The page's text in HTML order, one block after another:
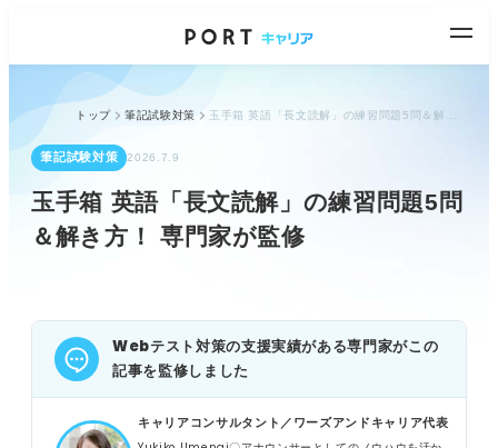
トップ 筆記試験対策
筆記試験対策 2026.7.9
玉手箱 英語「長文読解」の練習問題5問
＆解き方！ 専門家が監修
Webテスト対策の支援実績がある専門家がこの
記事を監修しました
キャリアコンサルタント／ワーズアンドキャリア代表